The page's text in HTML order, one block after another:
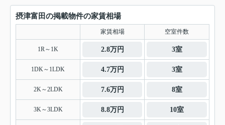
摂津富田の掲載物件の家賃相場
家賃相場 空室件数
1R～1K 2.8万円 3室
1DK～1LDK 4.7万円 3室
2K～2LDK 7.6万円 8室
3K～3LDK 8.8万円 10室